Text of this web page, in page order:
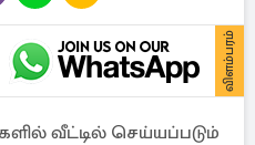
விளம்பரம்
வீட்டில் செய்யப்படும்